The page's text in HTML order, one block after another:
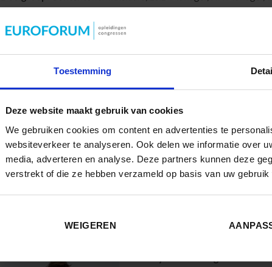
Toestemming
Deze website maakt gebruik van cookies
We gebruiken cookies om content en advertenties te
websiteverkeer te analyseren. Ook delen we informatie over
media, adverteren en analyse. Deze partners kunnen deze
verstrekt of die ze hebben verzameld op basis van uw
WEIGEREN
Vervolgaanbod:https://www.flowsparks.com/nl/producten/
Ashley Wieferink –International Learning & Development
‘Tailor-Made Learning’ maak ik trainingen op maat met behulp
Hierdoor borgen we interne kennis en vaardigheden, en zorgen
efficiënte wijze wordt overgebracht. En het allerbelangrijkste, het